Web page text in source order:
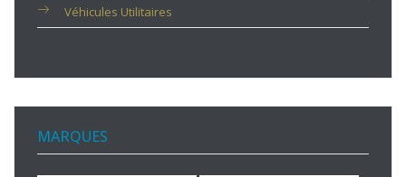
Véhicules Utilitaires
MARQUES